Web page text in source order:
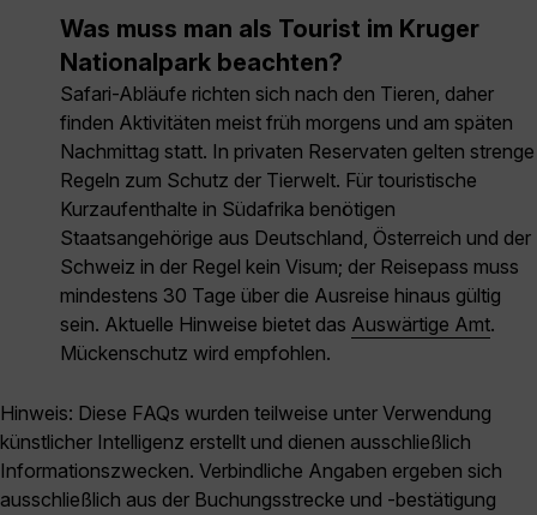
Was muss man als Tourist im Kruger
Nationalpark beachten?
Safari-Abläufe richten sich nach den Tieren, daher
finden Aktivitäten meist früh morgens und am späten
Nachmittag statt. In privaten Reservaten gelten strenge
Regeln zum Schutz der Tierwelt. Für touristische
Kurzaufenthalte in Südafrika benötigen
Staatsangehörige aus Deutschland, Österreich und der
Schweiz in der Regel kein Visum; der Reisepass muss
mindestens 30 Tage über die Ausreise hinaus gültig
sein. Aktuelle Hinweise bietet das Auswärtige Amt.
Mückenschutz wird empfohlen.
Hinweis: Diese FAQs wurden teilweise unter Verwendung
künstlicher Intelligenz erstellt und dienen ausschließlich
Informationszwecken. Verbindliche Angaben ergeben sich
ausschließlich aus der Buchungsstrecke und -bestätigung